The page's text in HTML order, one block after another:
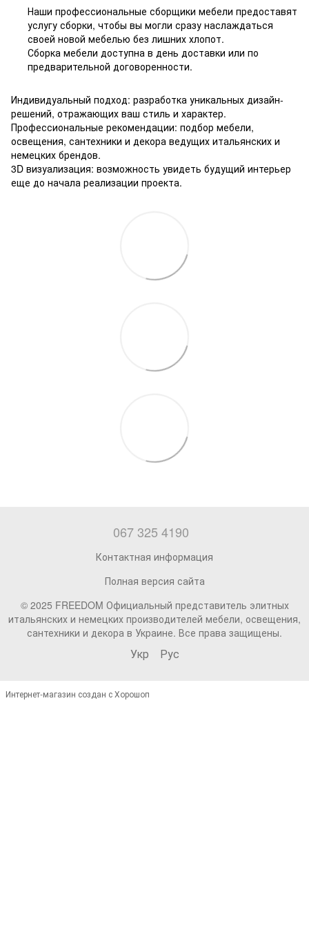
Наши профессиональные сборщики мебели предоставят
услугу сборки, чтобы вы могли сразу наслаждаться
своей новой мебелью без лишних хлопот.
Сборка мебели доступна в день доставки или по
предварительной договоренности.
Индивидуальный подход: разработка уникальных дизайн-
решений, отражающих ваш стиль и характер.
Профессиональные рекомендации: подбор мебели,
освещения, сантехники и декора ведущих итальянских и
немецких брендов.
3D визуализация: возможность увидеть будущий интерьер
еще до начала реализации проекта.
067 325 4190
Контактная информация
Полная версия сайта
© 2025 FREEDOM Официальный представитель элитных
итальянских и немецких производителей мебели, освещения,
сантехники и декора в Украине. Все права защищены.
Укр Рус
Интернет-магазин создан с Хорошоп